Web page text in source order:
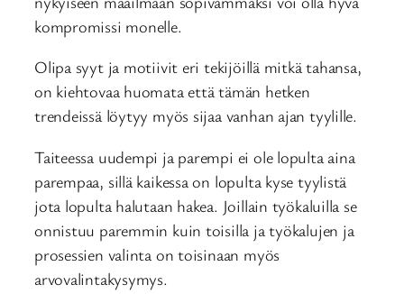
kompromissi monelle.
Olipa syyt ja motiivit eri tekijöillä mitkä tahansa,
on kiehtovaa huomata että tämän hetken
trendeissä löytyy myös sijaa vanhan ajan tyylille.
Taiteessa uudempi ja parempi ei ole lopulta aina
parempaa, sillä kaikessa on lopulta kyse tyylistä
jota lopulta halutaan hakea. Joillain työkaluilla se
onnistuu paremmin kuin toisilla ja työkalujen ja
prosessien valinta on toisinaan myös
arvovalintakysymys.